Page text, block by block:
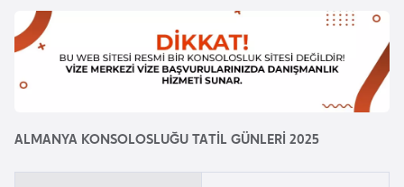
ALMANYA KONSOLOSLUĞU TATİL GÜNLERİ 2025
z
e
y
a